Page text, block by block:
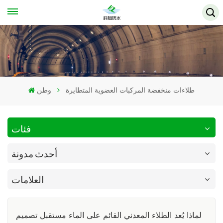
وطن طلاءات منخفضة المركبات العضوية المتطايرة
فئات
أحدث مدونة
العلامات
لماذا يُعد الطلاء المعدني القائم على الماء مستقبل تصميم